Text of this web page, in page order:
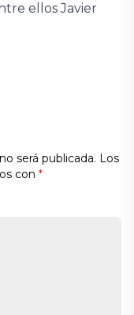
ellos Javier
será publicada. Los
con *